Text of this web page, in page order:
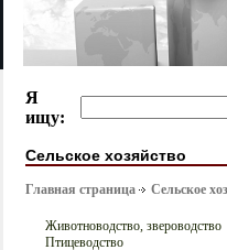
Я
ищу:
Сельское хозяйство
Главная страница Сельское
Животноводство, звероводство
Птицеводство